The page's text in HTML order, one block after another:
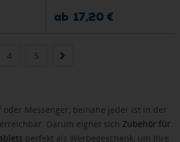
ab 17,20 €
4 5
oder Messenger, beinahe jeder ist in der
Darum eignet sich Zubehör für
perfekt als Werbegeschenk, um Ihre